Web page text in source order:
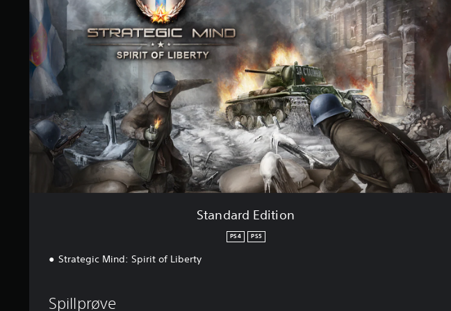
i
n
g
e
r
d
r
d
E
d
o
n
Standard Edition
PS4 PS5
Strategic Mind: Spirit of Liberty
Spillprøve